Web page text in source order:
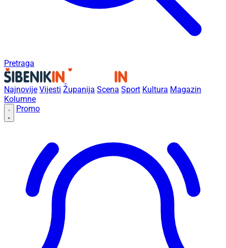
Pretraga
Najnovije Vijesti Županija Scena Sport Kultura Magazin
Kolumne
Promo